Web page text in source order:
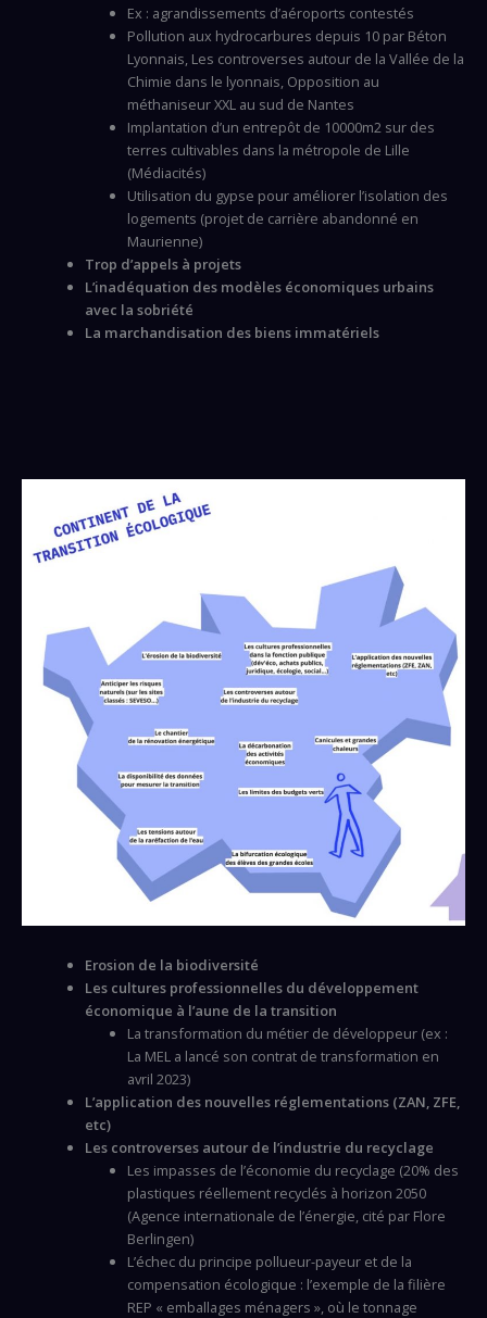
Ex : agrandissements d’aéroports contestés
Pollution aux hydrocarbures depuis 10 par Béton
Lyonnais, Les controverses autour de la Vallée de la
Chimie dans le lyonnais, Opposition au
méthaniseur XXL au sud de Nantes
Implantation d’un entrepôt de 10000m2 sur des
terres cultivables dans la métropole de Lille
(Médiacités)
Utilisation du gypse pour améliorer l’isolation des
logements (projet de carrière abandonné en
Maurienne)
Trop d’appels à projets
L’inadéquation des modèles économiques urbains
avec la sobriété
La marchandisation des biens immatériels
Erosion de la biodiversité
Les cultures professionnelles du développement
économique à l’aune de la transition
La transformation du métier de développeur (ex :
La MEL a lancé son contrat de transformation en
avril 2023)
L’application des nouvelles réglementations (ZAN, ZFE,
etc)
Les controverses autour de l’industrie du recyclage
Les impasses de l’économie du recyclage (20% des
plastiques réellement recyclés à horizon 2050
(Agence internationale de l’énergie, cité par Flore
Berlingen)
L’échec du principe pollueur-payeur et de la
compensation écologique : l’exemple de la filière
REP « emballages ménagers », où le tonnage